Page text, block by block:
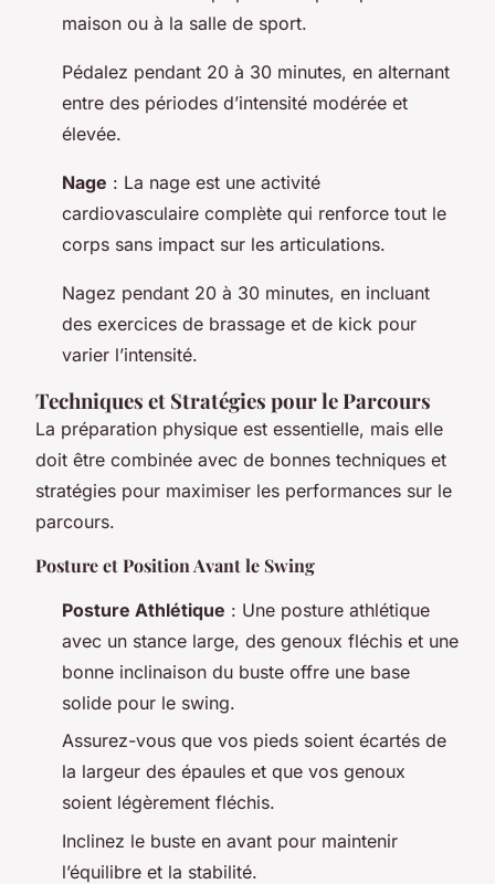
maison ou à la salle de sport.
Pédalez pendant 20 à 30 minutes, en alternant
entre des périodes d’intensité modérée et
élevée.
Nage : La nage est une activité
cardiovasculaire complète qui renforce tout le
corps sans impact sur les articulations.
Nagez pendant 20 à 30 minutes, en incluant
des exercices de brassage et de kick pour
varier l’intensité.
Techniques et Stratégies pour le Parcours
La préparation physique est essentielle, mais elle
doit être combinée avec de bonnes techniques et
stratégies pour maximiser les performances sur le
parcours.
Posture et Position Avant le Swing
Posture Athlétique : Une posture athlétique
avec un stance large, des genoux fléchis et une
bonne inclinaison du buste offre une base
solide pour le swing.
Assurez-vous que vos pieds soient écartés de
la largeur des épaules et que vos genoux
soient légèrement fléchis.
Inclinez le buste en avant pour maintenir
l’équilibre et la stabilité.